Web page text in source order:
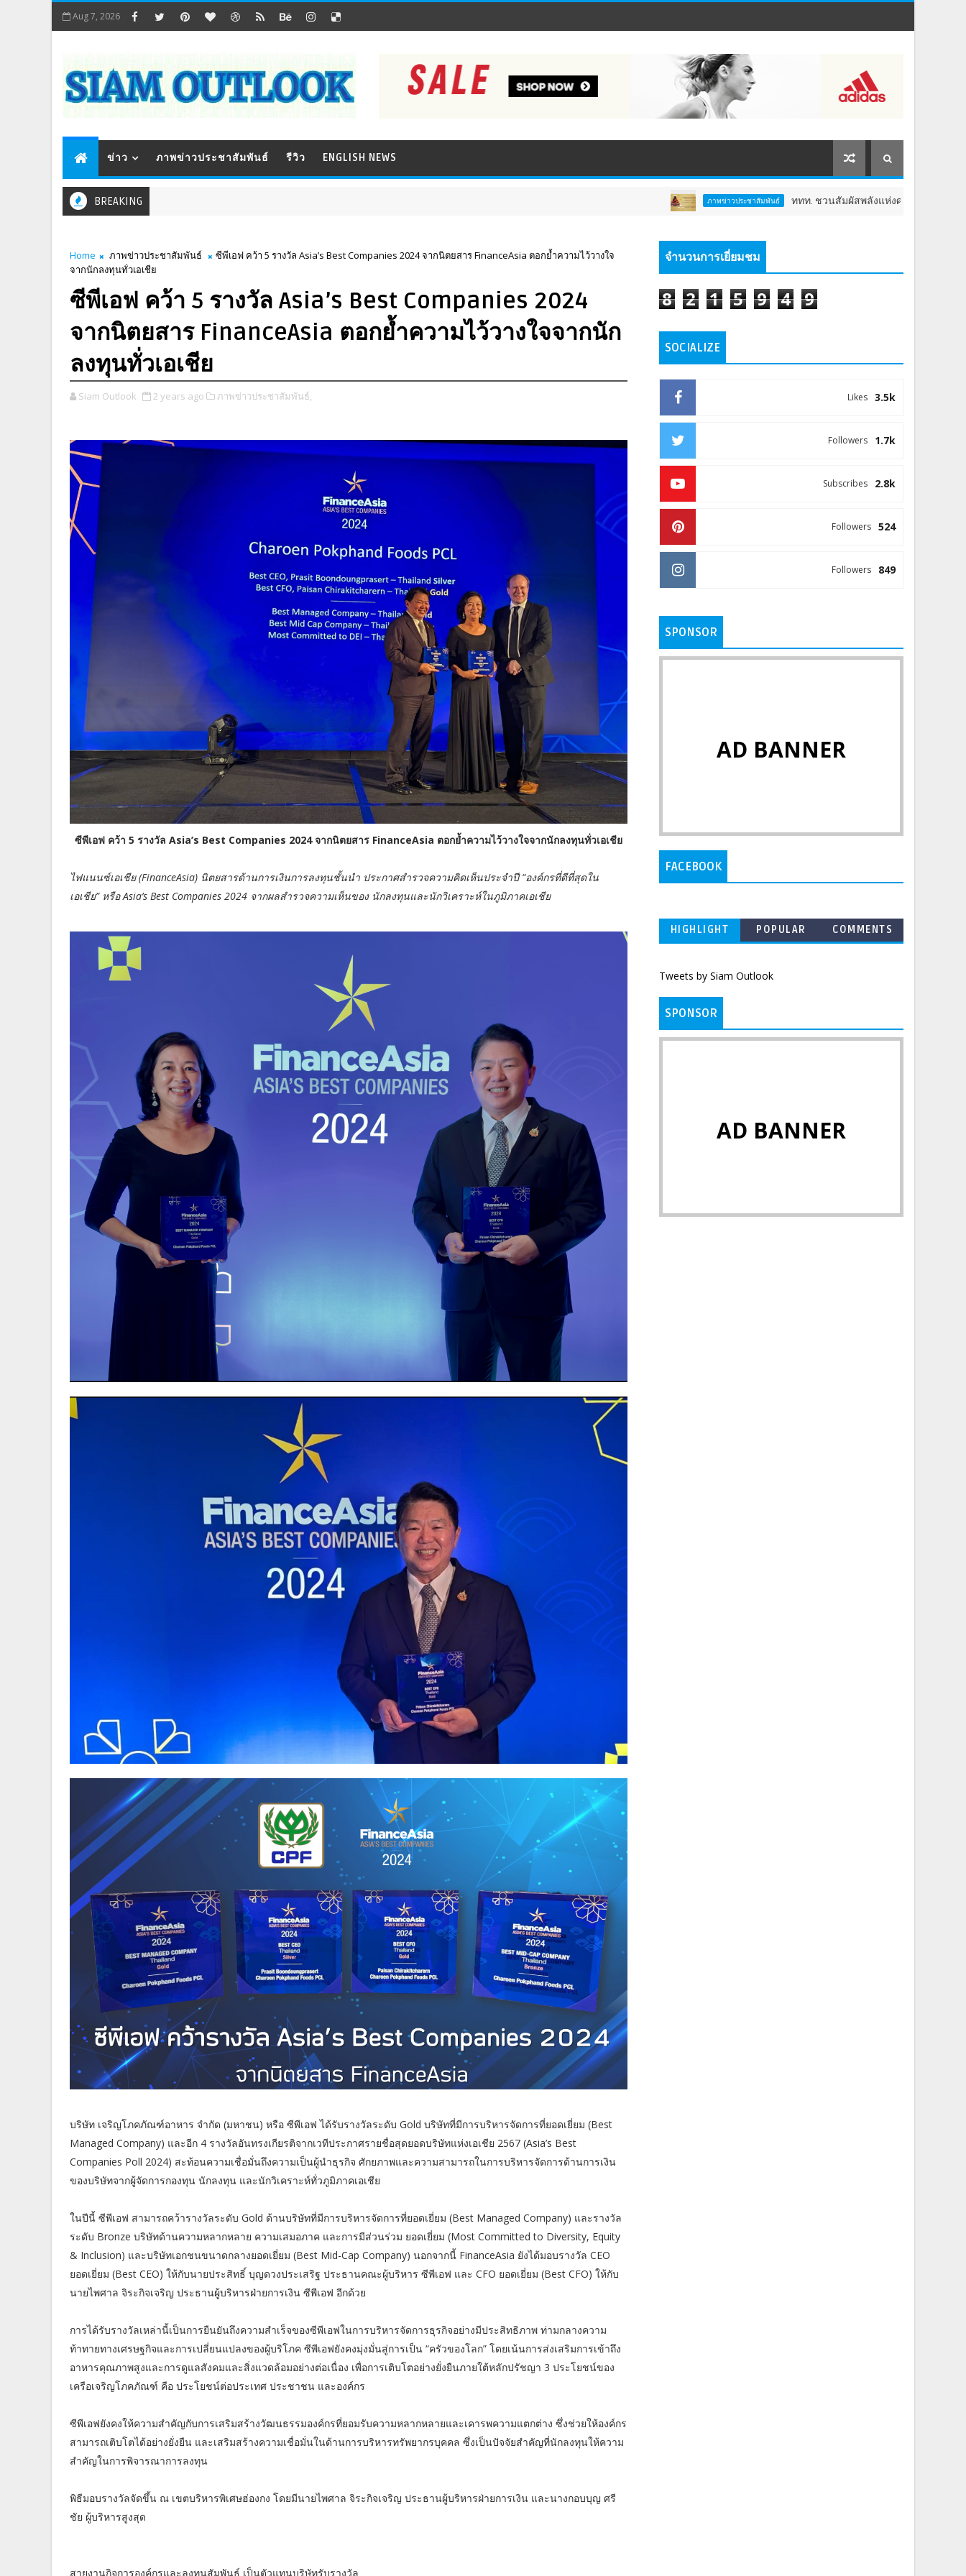
Aug 7, 2026
ข่าว ภาพข่าวประชาสัมพันธ์ รีวิว ENGLISH NEWS
BREAKING ภาพข่าวประชาสัมพันธ์ ททท. ชวนสัมผัสพลังแห่งศรัทธา ร่วมงาน "ห่มผ้าหลวง
Home ภาพข่าวประชาสัมพันธ์
ซีพีเอฟ คว้า 5 รางวัล Asia’s Best Companies 2024 จากนิตยสาร FinanceAsia ตอกย้ำความไว้วางใจ
จากนักลงทุนทั่วเอเชีย
ซีพีเอฟ คว้า 5 รางวัล Asia’s Best Companies 2024
จากนิตยสาร FinanceAsia ตอกย้ำความไว้วางใจจากนัก
ลงทุนทั่วเอเชีย
Siam Outlook 2 years ago ภาพข่าวประชาสัมพันธ์,
ซีพีเอฟ คว้า 5 รางวัล Asia’s Best Companies 2024 จากนิตยสาร FinanceAsia ตอกย้ำความไว้วางใจจากนักลงทุนทั่วเอเชีย
ไฟแนนซ์เอเชีย (FinanceAsia) นิตยสารด้านการเงินการลงทุนชั้นนำ ประกาศสำรวจความคิดเห็นประจำปี “องค์กรที่ดีที่สุดใน
เอเชีย” หรือ Asia’s Best Companies 2024 จากผลสำรวจความเห็นของ นักลงทุนและนักวิเคราะห์ในภูมิภาคเอเชีย
บริษัท เจริญโภคภัณฑ์อาหาร จำกัด (มหาชน) หรือ ซีพีเอฟ ได้รับรางวัลระดับ Gold บริษัทที่มีการบริหารจัดการที่ยอดเยี่ยม (Best
Managed Company) และอีก 4 รางวัลอันทรงเกียรติจากเวทีประกาศรายชื่อสุดยอดบริษัทแห่งเอเชีย 2567 (Asia’s Best
Companies Poll 2024) สะท้อนความเชื่อมั่นถึงความเป็นผู้นำธุรกิจ ศักยภาพและความสามารถในการบริหารจัดการด้านการเงิน
ของบริษัทจากผู้จัดการกองทุน นักลงทุน และนักวิเคราะห์ทั่วภูมิภาคเอเชีย
ในปีนี้ ซีพีเอฟ สามารถคว้ารางวัลระดับ Gold ด้านบริษัทที่มีการบริหารจัดการที่ยอดเยี่ยม (Best Managed Company) และรางวัล
ระดับ Bronze บริษัทด้านความหลากหลาย ความเสมอภาค และการมีส่วนร่วม ยอดเยี่ยม (Most Committed to Diversity, Equity
& Inclusion) และบริษัทเอกชนขนาดกลางยอดเยี่ยม (Best Mid-Cap Company) นอกจากนี้ FinanceAsia ยังได้มอบรางวัล CEO
ยอดเยี่ยม (Best CEO) ให้กับนายประสิทธิ์ บุญดวงประเสริฐ ประธานคณะผู้บริหาร ซีพีเอฟ และ CFO ยอดเยี่ยม (Best CFO) ให้กับ
นายไพศาล จิระกิจเจริญ ประธานผู้บริหารฝ่ายการเงิน ซีพีเอฟ อีกด้วย
การได้รับรางวัลเหล่านี้เป็นการยืนยันถึงความสำเร็จของซีพีเอฟในการบริหารจัดการธุรกิจอย่างมีประสิทธิภาพ ท่ามกลางความ
ท้าทายทางเศรษฐกิจและการเปลี่ยนแปลงของผู้บริโภค ซีพีเอฟยังคงมุ่งมั่นสู่การเป็น “ครัวของโลก” โดยเน้นการส่งเสริมการเข้าถึง
อาหารคุณภาพสูงและการดูแลสังคมและสิ่งแวดล้อมอย่างต่อเนื่อง เพื่อการเติบโตอย่างยั่งยืนภายใต้หลักปรัชญา 3 ประโยชน์ของ
เครือเจริญโภคภัณฑ์ คือ ประโยชน์ต่อประเทศ ประชาชน และองค์กร
ซีพีเอฟยังคงให้ความสำคัญกับการเสริมสร้างวัฒนธรรมองค์กรที่ยอมรับความหลากหลายและเคารพความแตกต่าง ซึ่งช่วยให้องค์กร
สามารถเติบโตได้อย่างยั่งยืน และเสริมสร้างความเชื่อมั่นในด้านการบริหารทรัพยากรบุคคล ซึ่งเป็นปัจจัยสำคัญที่นักลงทุนให้ความ
สำคัญในการพิจารณาการลงทุน
พิธีมอบรางวัลจัดขึ้น ณ เขตบริหารพิเศษฮ่องกง โดยมีนายไพศาล จิระกิจเจริญ ประธานผู้บริหารฝ่ายการเงิน และนางกอบบุญ ศรี
ชัย ผู้บริหารสูงสุด
สายงานกิจการองค์กรและลงทุนสัมพันธ์ เป็นตัวแทนบริษัทรับรางวัล
จำนวนการเยี่ยมชม
8 2 1 5 9 4 9
SOCIALIZE
3.5k
Likes
1.7k
Followers
2.8k
Subscribes
524
Followers
849
Followers
SPONSOR
AD BANNER
FACEBOOK
HIGHLIGHT POPULAR COMMENTS
Tweets by Siam Outlook
SPONSOR
AD BANNER